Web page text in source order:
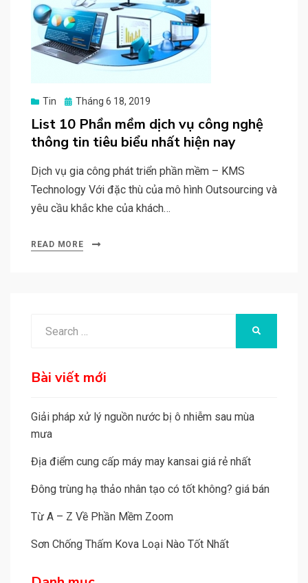
Tin
Posted
Tháng 6 18, 2019
List 10 Phần mềm dịch vụ công nghệ
thông tin tiêu biểu nhất hiện nay
Dịch vụ gia công phát triển phần mềm – KMS
Technology Với đặc thù của mô hình Outsourcing và
yêu cầu khắc khe của khách…
READ MORE
Bài viết mới
Giải pháp xử lý nguồn nước bị ô nhiễm sau mùa
mưa
Địa điểm cung cấp máy may kansai giá rẻ nhất
Đông trùng hạ thảo nhân tạo có tốt không? giá bán
Từ A – Z Về Phần Mềm Zoom
Sơn Chống Thấm Kova Loại Nào Tốt Nhất